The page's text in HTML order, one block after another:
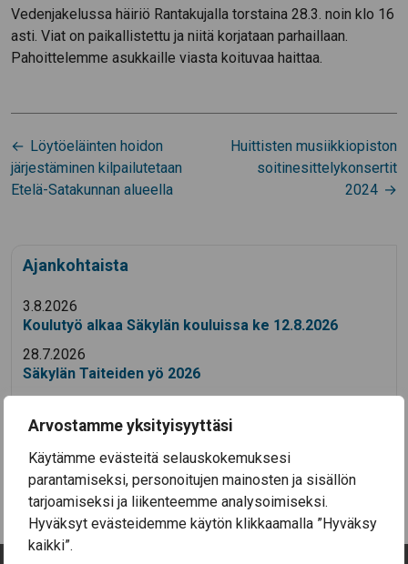
Arvostamme yksityisyyttäsi
Käytämme evästeitä selauskokemuksesi
parantamiseksi, personoitujen mainosten ja sisällön
tarjoamiseksi ja liikenteemme analysoimiseksi.
Hyväksyt evästeidemme käytön klikkaamalla ”Hyväksy
kaikki”.
Vedenjakelussa häiriö Rantakujalla torstaina 28.3. noin klo 16
asti. Viat on paikallistettu ja niitä korjataan parhaillaan.
Pahoittelemme asukkaille viasta koituvaa haittaa.
Artikkelien
selaus
Löytöeläinten hoidon
järjestäminen kilpailutetaan
Etelä-Satakunnan alueella
Huittisten musiikkiopiston
soitinesittelykonsertit
2024
Ajankohtaista
3.8.2026
Koulutyö alkaa Säkylän kouluissa ke 12.8.2026
28.7.2026
Säkylän Taiteiden yö 2026
Aineellisen avun kortteja on nyt haettavissa
Säkylässä (EU-ruokakortteja)
Kaikki uutiset